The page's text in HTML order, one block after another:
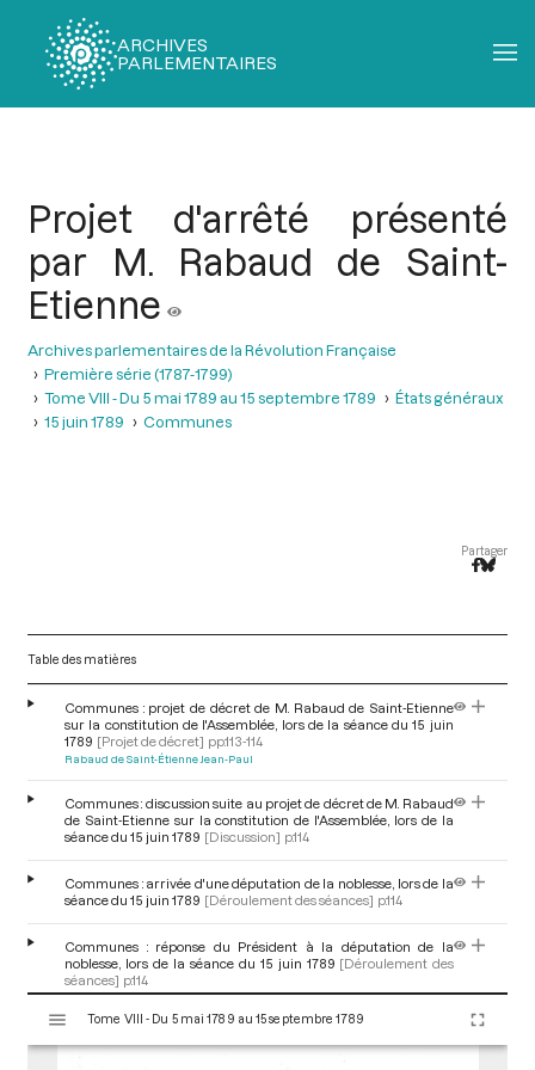
ARCHIVES
PARLEMENTAIRES
Projet d'arrêté présenté
par M. Rabaud de Saint-
Etienne
Archives parlementaires de la Révolution Française
Première série (1787-1799)
Tome VIII - Du 5 mai 1789 au 15 septembre 1789
États généraux
15 juin 1789
Communes
Partager
Table des matières
Communes : projet de décret de M. Rabaud de Saint-Etienne
sur la constitution de l'Assemblée, lors de la séance du 15 juin
1789 [Projet de décret] pp.113-114
Rabaud de Saint-Étienne Jean-Paul
Communes : discussion suite au projet de décret de M. Rabaud
de Saint-Etienne sur la constitution de l'Assemblée, lors de la
séance du 15 juin 1789 [Discussion] p.114
Communes : arrivée d'une députation de la noblesse, lors de la
séance du 15 juin 1789 [Déroulement des séances] p.114
Communes : réponse du Président à la députation de la
noblesse, lors de la séance du 15 juin 1789 [Déroulement des
séances] p.114
Bailly Jean Sylvain
s
Tome VIII - Du 5 mai 1789 au 15 septembre 1789